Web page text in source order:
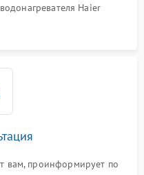
Haier
вам, проинформирует по